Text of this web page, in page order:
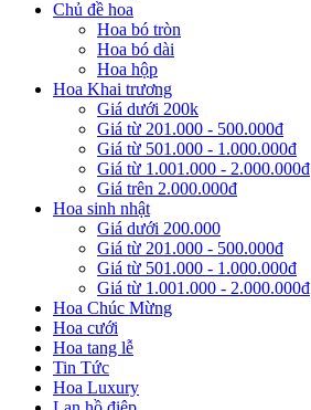
Chủ đề hoa
Hoa bó tròn
Hoa bó dài
Hoa hộp
Hoa Khai trương
Giá dưới 200k
Giá từ 201.000 - 500.000đ
Giá từ 501.000 - 1.000.000đ
Giá từ 1.001.000 - 2.000.000đ
Giá trên 2.000.000đ
Hoa sinh nhật
Giá dưới 200.000
Giá từ 201.000 - 500.000đ
Giá từ 501.000 - 1.000.000đ
Giá từ 1.001.000 - 2.000.000đ
Hoa Chúc Mừng
Hoa cưới
Hoa tang lễ
Tin Tức
Hoa Luxury